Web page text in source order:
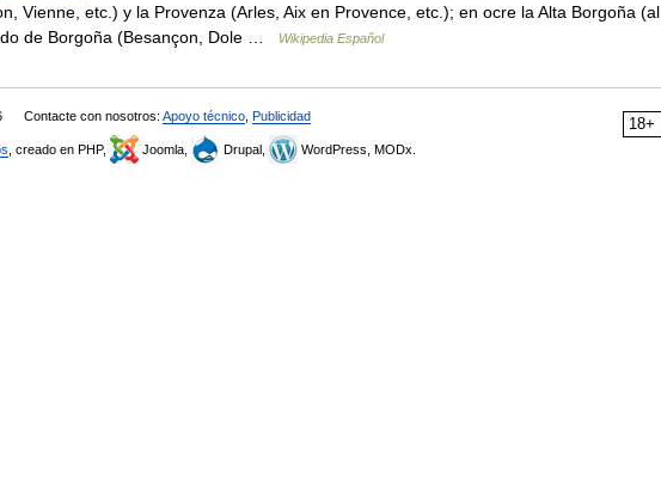
Vienne, etc.) y la Provenza (Arles, Aix en Provence, etc.); en ocre la Alta Borgoña (al
de Borgoña (Besançon, Dole …
Wikipedia Español
18+
Contacte con nosotros: Apoyo técnico Publicidad
, creado en PHP, Joomla, Drupal, WordPress, MODx.